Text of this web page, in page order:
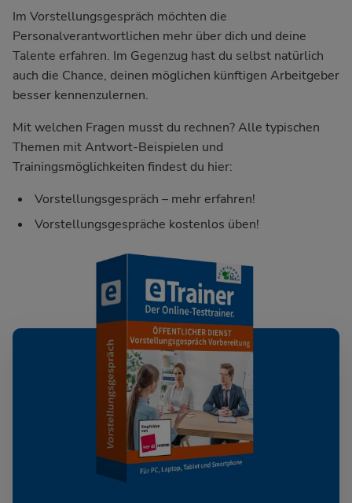
Im Vorstellungsgespräch möchten die
Personalverantwortlichen mehr über dich und deine
Talente erfahren. Im Gegenzug hast du selbst natürlich
auch die Chance, deinen möglichen künftigen Arbeitgeber
besser kennenzulernen.
Mit welchen Fragen musst du rechnen? Alle typischen
Themen mit Antwort-Beispielen und
Trainingsmöglichkeiten findest du hier:
Vorstellungsgespräch – mehr erfahren!
Vorstellungsgespräche kostenlos üben!